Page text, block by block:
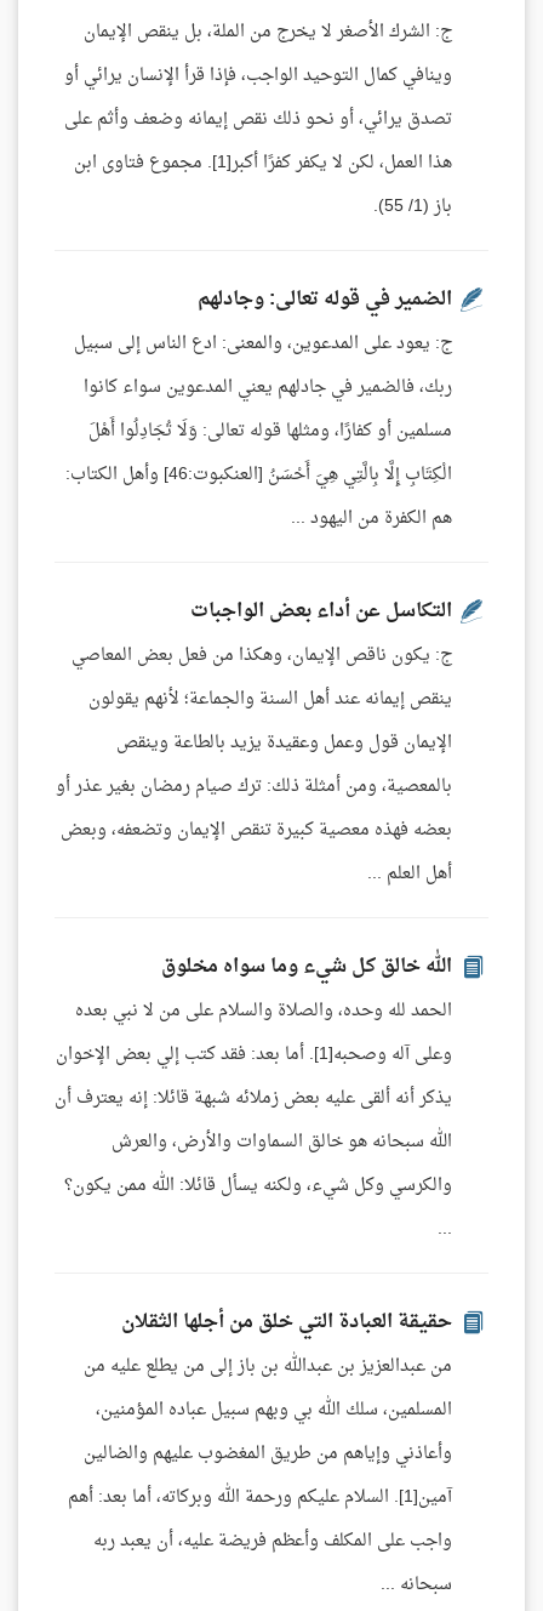
ج: الشرك الأصغر لا يخرج من الملة، بل ينقص الإيمان
وينافي كمال التوحيد الواجب، فإذا قرأ الإنسان يرائي أو
تصدق يرائي، أو نحو ذلك نقص إيمانه وضعف وأثم على
هذا العمل، لكن لا يكفر كفرًا أكبر[1]. مجموع فتاوى ابن
باز (1/ 55).
الضمير في قوله تعالى: وجادلهم
ج: يعود على المدعوين، والمعنى: ادع الناس إلى سبيل
ربك، فالضمير في جادلهم يعني المدعوين سواء كانوا
مسلمين أو كفارًا، ومثلها قوله تعالى: وَلَا تُجَادِلُوا أَهْلَ
الْكِتَابِ إِلَّا بِالَّتِي هِيَ أَحْسَنُ [العنكبوت:46] وأهل الكتاب:
هم الكفرة من اليهود ...
التكاسل عن أداء بعض الواجبات
ج: يكون ناقص الإيمان، وهكذا من فعل بعض المعاصي
ينقص إيمانه عند أهل السنة والجماعة؛ لأنهم يقولون
الإيمان قول وعمل وعقيدة يزيد بالطاعة وينقص
بالمعصية، ومن أمثلة ذلك: ترك صيام رمضان بغير عذر أو
بعضه فهذه معصية كبيرة تنقص الإيمان وتضعفه، وبعض
أهل العلم ...
الله خالق كل شيء وما سواه مخلوق
الحمد لله وحده، والصلاة والسلام على من لا نبي بعده
وعلى آله وصحبه[1]. أما بعد: فقد كتب إلي بعض الإخوان
يذكر أنه ألقى عليه بعض زملائه شبهة قائلا: إنه يعترف أن
الله سبحانه هو خالق السماوات والأرض، والعرش
والكرسي وكل شيء، ولكنه يسأل قائلا: الله ممن يكون؟
...
حقيقة العبادة التي خلق من أجلها الثقلان
من عبدالعزيز بن عبدالله بن باز إلى من يطلع عليه من
المسلمين، سلك الله بي وبهم سبيل عباده المؤمنين،
وأعاذني وإياهم من طريق المغضوب عليهم والضالين
آمين[1]. السلام عليكم ورحمة الله وبركاته، أما بعد: أهم
واجب على المكلف وأعظم فريضة عليه، أن يعبد ربه
سبحانه ...